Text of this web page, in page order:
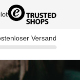
minicart, Cart is emptyVersand